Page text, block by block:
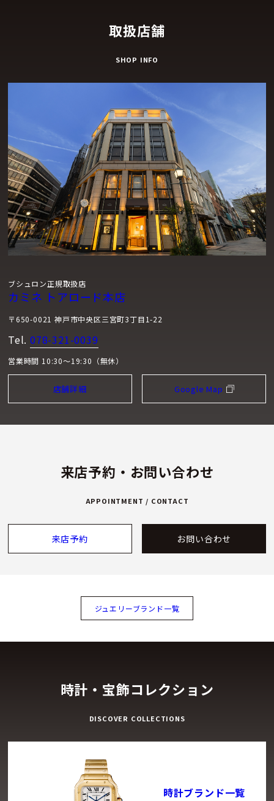
取扱店舗
SHOP INFO
ブシュロン正規取扱店
カミネ トアロード本店
〒650-0021 神戸市中央区三宮町3丁目1-22
Tel. 078-321-0039
営業時間 10:30～19:30（無休）
店舗詳細 Google Map
来店予約・お問い合わせ
APPOINTMENT / CONTACT
来店予約 お問い合わせ
ジュエリーブランド一覧
時計・宝飾コレクション
DISCOVER COLLECTIONS
時計ブランド一覧